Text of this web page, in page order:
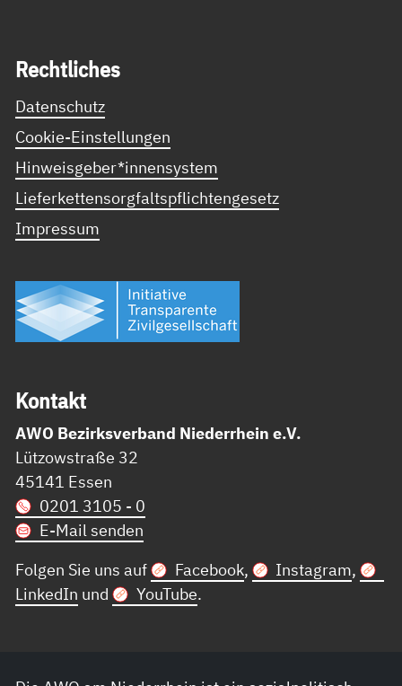
Recht­li­ches
Datenschutz
Cookie-Einstellungen
Hinweisgeber*innensystem
Lieferkettensorgfaltspflichtengesetz
Impressum
Kon­takt
AWO Bezirksverband Niederrhein e.V.
Lützowstraße 32
45141 Essen
0201 3105 - 0
E-Mail senden
Folgen Sie uns auf
Facebook, Instagram,
LinkedIn und YouTube.